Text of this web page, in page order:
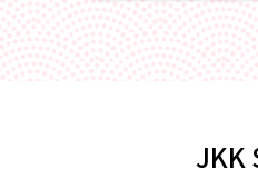
2025/02/22
4月17日、2025年
にて開催します
2月18日、第6回定
JKK